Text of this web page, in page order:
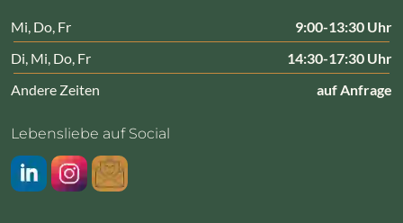
Mi, Do, Fr
9:00-13:30 Uhr
Di, Mi, Do, Fr
14:30-17:30 Uhr
Andere Zeiten
auf Anfrage
Lebensliebe auf Social